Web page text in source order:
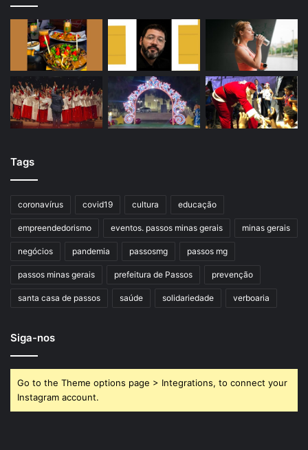
Tags
coronavírus covid19 cultura educação
empreendedorismo eventos. passos minas gerais minas gerais
negócios pandemia passosmg passos mg
passos minas gerais prefeitura de Passos prevenção
santa casa de passos saúde solidariedade verboaria
Siga-nos
Go to the Theme options page > Integrations, to connect your
Instagram account.